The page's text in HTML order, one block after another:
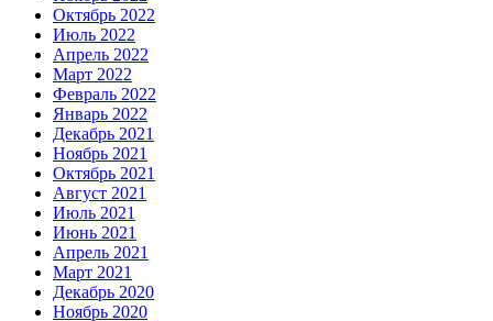
Октябрь 2022
Июль 2022
Апрель 2022
Март 2022
Февраль 2022
Январь 2022
Декабрь 2021
Ноябрь 2021
Октябрь 2021
Август 2021
Июль 2021
Июнь 2021
Апрель 2021
Март 2021
Декабрь 2020
Ноябрь 2020